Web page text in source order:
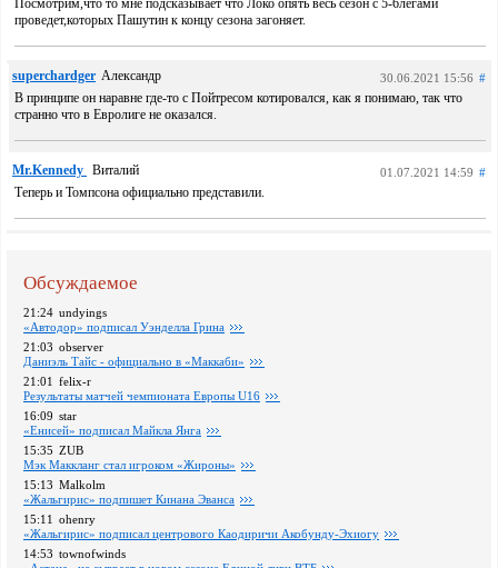
Посмотрим,что то мне подсказывает что Локо опять весь сезон с 5-6легами
проведет,которых Пашутин к концу сезона загоняет.
superchardger Александр 30.06.2021 15:56 #
В принципе он наравне где-то с Пойтресом котировался, как я понимаю, так что
странно что в Евролиге не оказался.
Mr.Kennedy Виталий 01.07.2021 14:59 #
Теперь и Томпсона официально представили.
Обсуждаемое
21:24 undyings
«Автодор» подписал Уэнделла Грина
21:03 observer
Даниэль Тайс - официально в «Маккаби»
21:01 felix-r
Pезультаты матчей чемпионата Европы U16
16:09 star
«Енисей» подписал Майкла Янга
15:35 ZUB
Мэк Маккланг стал игроком «Жироны»
15:13 Malkolm
«Жальгирис» подпишет Кинана Эванса
15:11 ohenry
«Жальгирис» подписал центрового Каодиричи Акобунду-Эхиогу
14:53 townofwinds